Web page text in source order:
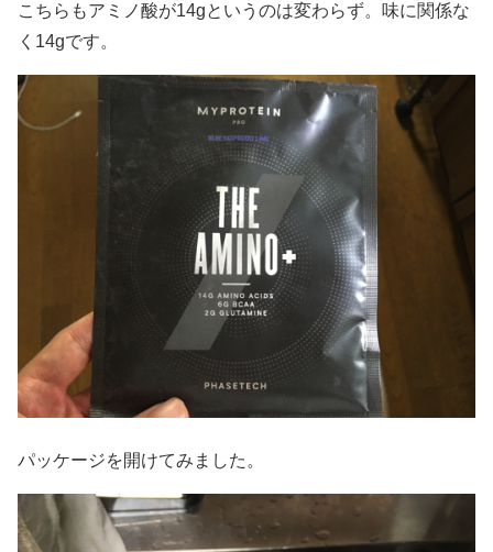
こちらもアミノ酸が14gというのは変わらず。味に関係な
く14gです。
パッケージを開けてみました。